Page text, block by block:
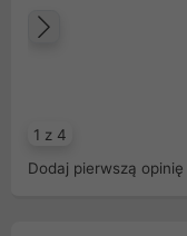
1 z 4
Dodaj pierwszą opinię